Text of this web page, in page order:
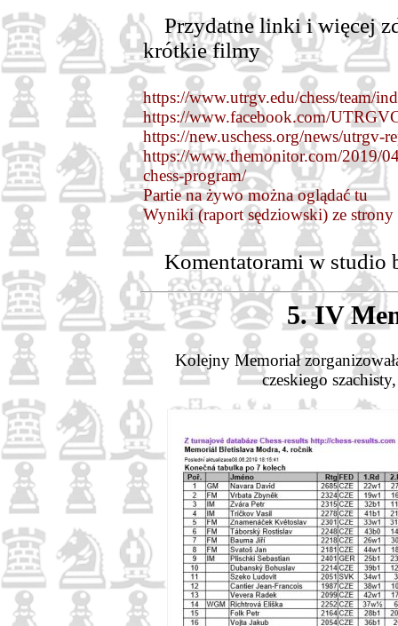
Przydatne linki i więcej
krótkie filmy
https://www.utrgv.edu/chess/team/
https://www.facebook.com/
https://new.uschess.org/news/utrgv-
https://www.themonitor.com/2019/
chess-program/
Partie na żywo można oglądać tu
Wyniki (raport sędziowski) ze
Komentatorami w studio
5. IV
Kolejny Memoriał
czeskiego